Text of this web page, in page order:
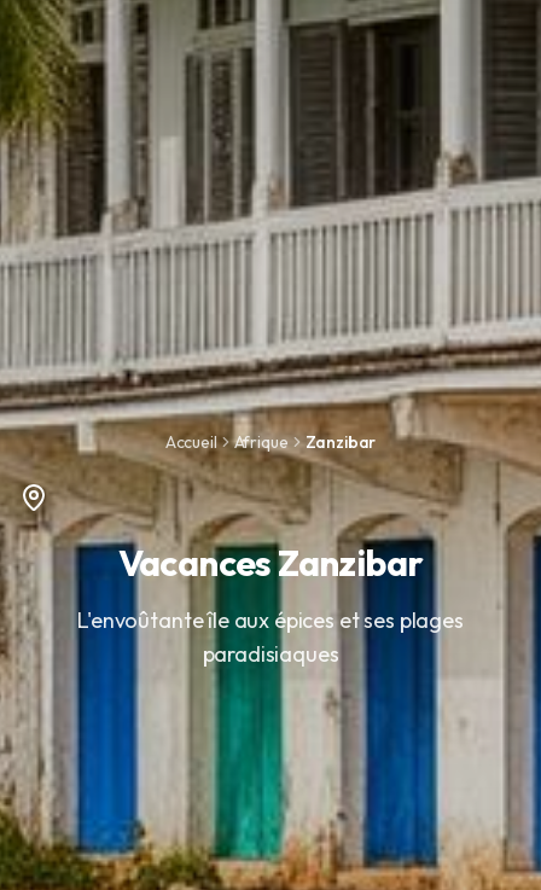
Accueil Afrique Zanzibar
Vacances Zanzibar
L'envoûtante île aux épices et ses plages
paradisiaques